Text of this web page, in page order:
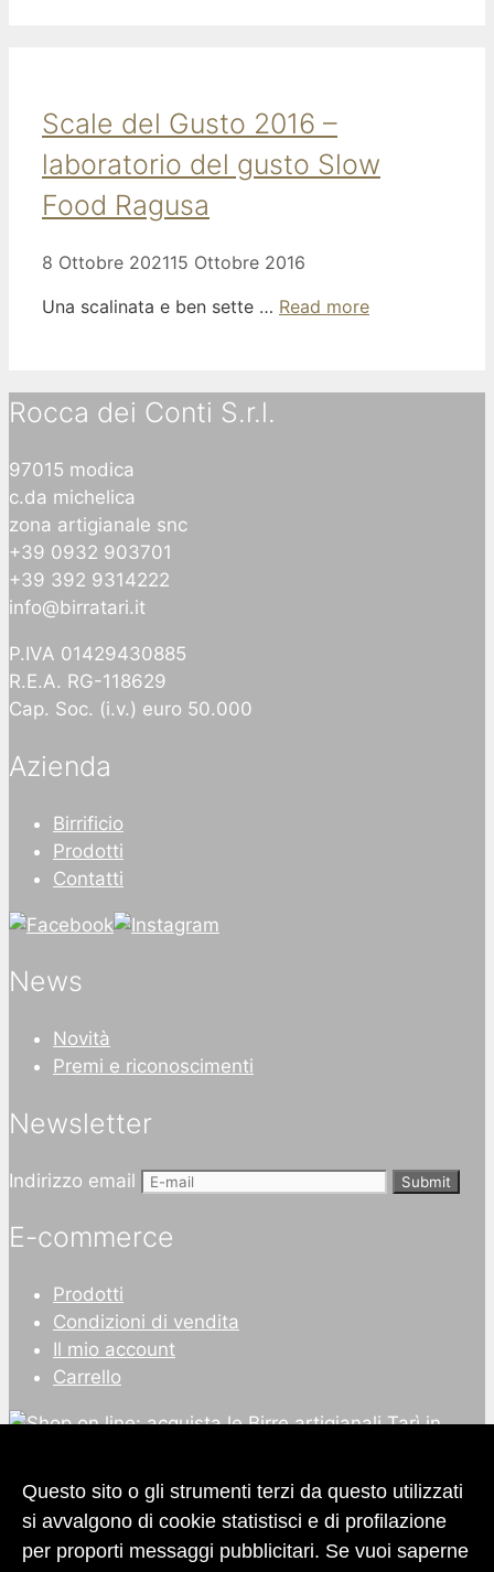
Scale del Gusto 2016 –
laboratorio del gusto Slow
Food Ragusa
8 Ottobre 202115 Ottobre 2016
Una scalinata e ben sette … Read more
Rocca dei Conti S.r.l.
97015 modica
c.da michelica
zona artigianale snc
+39 0932 903701
+39 392 9314222
info@birratari.it
P.IVA 01429430885
R.E.A. RG-118629
Cap. Soc. (i.v.) euro 50.000
Azienda
Birrificio
Prodotti
Contatti
News
Novità
Premi e riconoscimenti
Newsletter
Indirizzo email Submit
E-commerce
Prodotti
Condizioni di vendita
Il mio account
Carrello
Questo sito o gli strumenti terzi da questo utilizzati
si avvalgono di cookie statistisci e di profilazione
per proporti messaggi pubblicitari. Se vuoi saperne